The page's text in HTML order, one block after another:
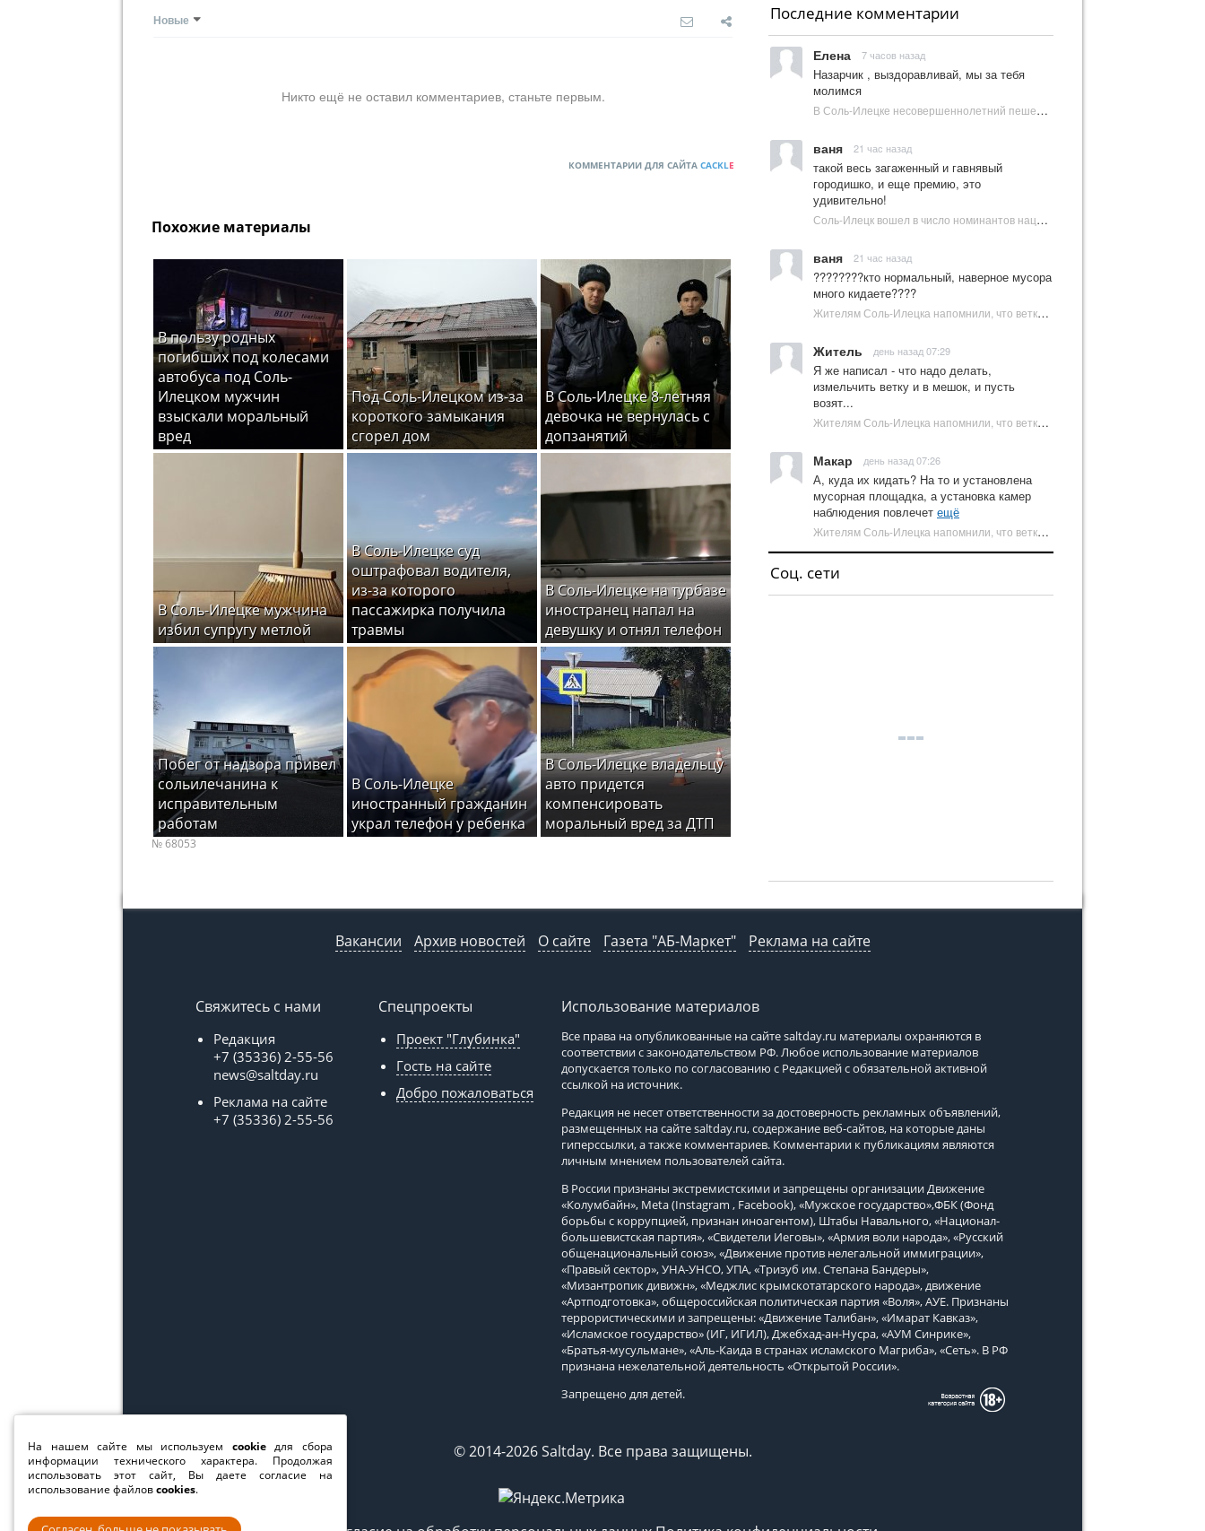
Новые
Никто ещё не оставил комментариев, станьте первым.
КОММЕНТАРИИ ДЛЯ САЙТА CACKLE
Похожие материалы
В пользу родных
погибших под колесами
автобуса под Соль-
Илецком мужчин
взыскали моральный
вред
Под Соль-Илецком из-за
короткого замыкания
сгорел дом
В Соль-Илецке 8-летняя
девочка не вернулась с
допзанятий
В Соль-Илецке мужчина
избил супругу метлой
В Соль-Илецке суд
оштрафовал водителя,
из-за которого
пассажирка получила
травмы
В Соль-Илецке на турбазе
иностранец напал на
девушку и отнял телефон
Побег от надзора привел
сольилечанина к
исправительным
работам
В Соль-Илецке
иностранный гражданин
украл телефон у ребенка
В Соль-Илецке владельцу
авто придется
компенсировать
моральный вред за ДТП
№ 68053
Последние комментарии
Елена 7 часов назад
Назарчик , выздоравливай, мы за тебя
молимся
В Соль-Илецке несовершеннолетний пешеход попал под колеса автомобиля | Новости Соль-Илецка
ваня 21 час назад
такой весь загаженный и гавнявый
городишко, и еще премию, это
удивительно!
Соль-Илецк вошел в число номинантов национальной туристической премии Russian Traveler Awards | Новости Соль-Илецка
ваня 21 час назад
????????кто нормальный, наверное мусора
много кидаете????
Жителям Соль-Илецка напомнили, что ветки от деревьев нельзя оставлять на площадках ТКО | Новости Соль-Илецка
Житель день назад 07:29
Я же написал - что надо делать,
измельчить ветку и в мешок, и пусть
возят...
Жителям Соль-Илецка напомнили, что ветки от деревьев нельзя оставлять на площадках ТКО | Новости Соль-Илецка
Макар день назад 07:26
А, куда их кидать? На то и установлена
мусорная площадка, а установка камер
наблюдения повлечет ещё
Жителям Соль-Илецка напомнили, что ветки от деревьев нельзя оставлять на площадках ТКО | Новости Соль-Илецка
Соц. сети
Вакансии Архив новостей О сайте Газета "АБ-Маркет" Реклама на сайте
Свяжитесь с нами
Редакция
+7 (35336) 2-55-56
news@saltday.ru
Реклама на сайте
+7 (35336) 2-55-56
Спецпроекты
Проект "Глубинка"
Гость на сайте
Добро пожаловаться
Использование материалов
Все права на опубликованные на сайтеsaltday.ru материалы охраняются в
соответствии с законодательством РФ. Любое использование материалов
допускается только по согласованию с Редакцией с обязательной активной
ссылкой на источник.
Редакция не несет ответственности за достоверность рекламных объявлений,
размещенных на сайтеsaltday.ru, содержание веб-сайтов, на которые даны
гиперссылки, а также комментариев. Комментарии к публикациям являются
личным мнением пользователей сайта.
В России признаны экстремистскими и запрещены организации Движение
«Колумбайн», Meta (Instagram , Facebook), «Мужское государство»,ФБК (Фонд
борьбы с коррупцией, признан иноагентом), Штабы Навального, «Национал-
большевистская партия», «Свидетели Иеговы», «Армия воли народа», «Русский
общенациональный союз», «Движение против нелегальной иммиграции»,
«Правый сектор», УНА-УНСО, УПА, «Тризуб им. Степана Бандеры»,
«Мизантропик дивижн», «Меджлис крымскотатарского народа», движение
«Артподготовка», общероссийская политическая партия «Воля», АУЕ. Признаны
террористическими и запрещены: «Движение Талибан», «Имарат Кавказ»,
«Исламское государство» (ИГ, ИГИЛ), Джебхад-ан-Нусра, «АУМ Синрике»,
«Братья-мусульмане», «Аль-Каида в странах исламского Магриба», «Сеть». В РФ
признана нежелательной деятельность «Открытой России».
Запрещено для детей.
© 2014-2026 Saltday. Все права защищены.
На нашем сайте мы используем cookieдля сбора
информации технического характера. Продолжая
использовать этот сайт, Вы даете согласие на
использование файловcookies.